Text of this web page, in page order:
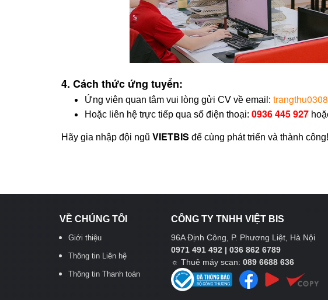
4. Cách thức ứng tuyển:
Ứng viên quan tâm vui lòng gửi CV về email:
Hoặc liên hệ trực tiếp qua số điện thoại: 0936 445 927
Hãy gia nhập đội ngũ VIETBIS để cùng phát triển và thành
VỀ CHÚNG TÔI
Giới thiệu
Thông tin Liên hệ
Thông tin Thanh toán
CÔNG TY TNHH VIỆT BIS
96A Định Công, P. Phương Liệt, Hà Nội
0971 491 492 | 036 862 6789
☼Thuê máy scan:089 6688 636